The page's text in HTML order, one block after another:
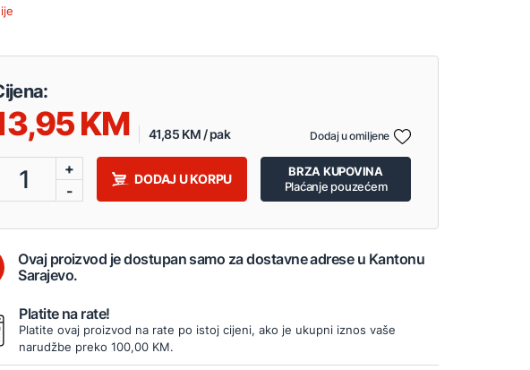
41,85 KM / pak
1
+
-
DODAJ U KORPU
BRZA KUPOVINA
Plaćanje pouzećem
Dodaj u omiljene
Ovaj proizvod je dostupan samo za dostavne adrese u Kantonu
Sarajevo.
Platite na rate!
Platite ovaj proizvod na rate po istoj cijeni, ako je ukupni iznos vaše
narudžbe preko 100,00 KM.